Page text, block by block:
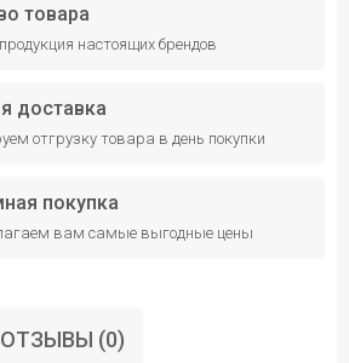
товара
настоящих брендов
доставка
отгрузку товара в день покупки
покупка
вам самые выгодные цены
ОТЗЫВЫ (0)